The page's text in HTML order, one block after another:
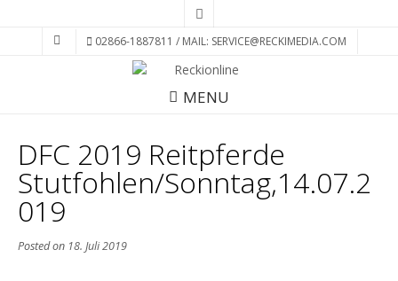
02866-1887811 / MAIL: SERVICE@RECKIMEDIA.COM
MENU
DFC 2019 Reitpferde
Stutfohlen/Sonntag,14.07.2
019
Posted on 18. Juli 2019